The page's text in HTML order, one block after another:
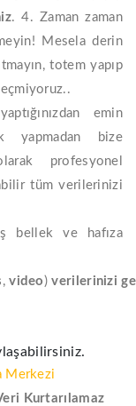
. 4. Zaman zaman
Mesela derin
totem yapıp
emin
yapmadan bize
profesyonel
tüm verilerinizi
bellek ve hafıza
,video)verilerinizi
Merkezi
Kurtarılamaz